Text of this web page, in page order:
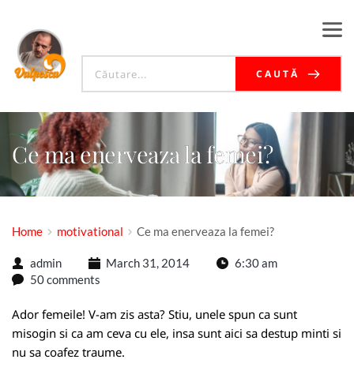
CAUTĂ
Ce ma enerveaza la femei?
Home motivational Ce ma enerveaza la femei?
admin March 31, 2014
6:30 am
50 comments
Ador femeile! V-am zis asta? Stiu, unele spun ca sunt
misogin si ca am ceva cu ele, insa sunt aici sa destup minti si
nu sa coafez traume.